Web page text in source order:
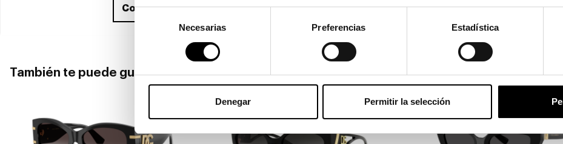
Selección
consentimiento
Necesarias Preferencias Estadística
Denegar Permitir la selección
Compra ahoray recíbelo entre el 25/08/2026 y el 27/08/2026 174,30€
También te puede gustar